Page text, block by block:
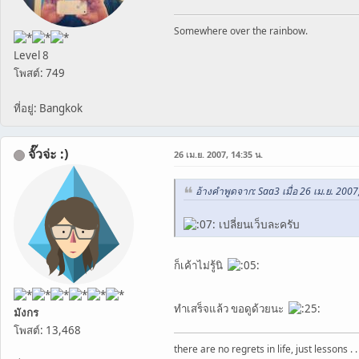
Level 8
โพสต์: 749
ที่อยู่: Bangkok
Somewhere over the rainbow.
จั๊วจ่ะ :)
มังกร
โพสต์: 13,468
26 เม.ย. 2007, 14:35 น.
อ้างคำพูดจาก: Saa3 เมื่อ 26 เม.ย.
เปลี่ยนเว็บละครับ
ก็เค้าไม่รู้นิ
ทำเสร็จแล้ว ขอดูด้วยนะ
there are no regrets in life, just lessons . .